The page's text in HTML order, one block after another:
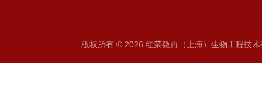
版权所有 © 2026 红荣微再（上海）生物工程技